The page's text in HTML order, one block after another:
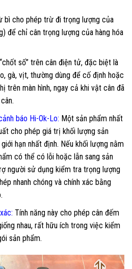
bì cho phép trừ đi trọng lượng của
để chỉ cân trọng lượng của hàng hóa
số” trên cân điện tử, đặc biệt là
gà, vịt, thường dùng để cố định hoặc
trên màn hình, ngay cả khi vật cân đã
báo Hi-Ok-Lo: Một sản phẩm nhất
cho phép giá trị khối lượng sản
hạn nhất định. Nếu khối lượng nằm
có thể có lỗi hoặc lẫn sang sản
người sử dụng kiểm tra trọng lượng
nhanh chóng và chính xác bằng
Tính năng này cho phép cân đếm
nhau, rất hữu ích trong việc kiểm
sản phẩm.